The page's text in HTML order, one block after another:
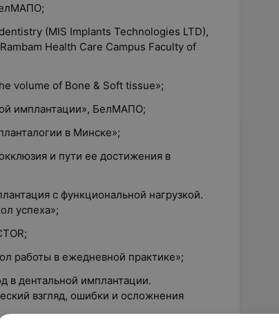
(MIS Implants Technologies LTD),
Health Care Campus Faculty of
volume of Bone & Soft tissue»;
имплантации», БелМАПО;
в Минске»;
и пути ее достижения в
с функциональной нагрузкой.
успеха»;
работы в ежедневной практике»;
в дентальной имплантации.
взгляд, ошибки и осложнения